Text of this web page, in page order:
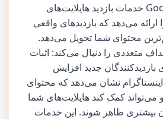
خود دارید. Godofpanel خدمات بازدید هایلایت‌های
ارائه می‌دهد که بازدیدهای واقعی
محتوای شما تحویل می‌دهد.
متعددی را دنبال می‌کند: اثبات
جدید افزایش
نشان می‌دهد که محتوای
کمک کند هایلایت‌های شما
بیشتری ظاهر شوند. این خدمات